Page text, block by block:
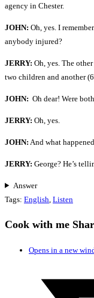
agency in Chester.
JOHN: Oh, yes. I
anybody injured?
JERRY: Oh, yes. The
two children and another
JOHN: Oh dear! Were
JERRY: Oh, yes.
JOHN: And what
JERRY: George? He’s
Answer
Tags: English Listen
Cook with me
Opens in a new